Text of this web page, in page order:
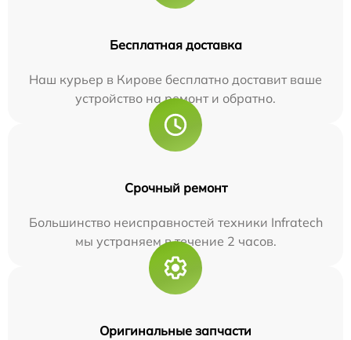
Бесплатная доставка
Наш курьер в Кирове бесплатно доставит ваше
устройство на ремонт и обратно.
Срочный ремонт
Большинство неисправностей техники Infratech
мы устраняем в течение 2 часов.
Оригинальные запчасти